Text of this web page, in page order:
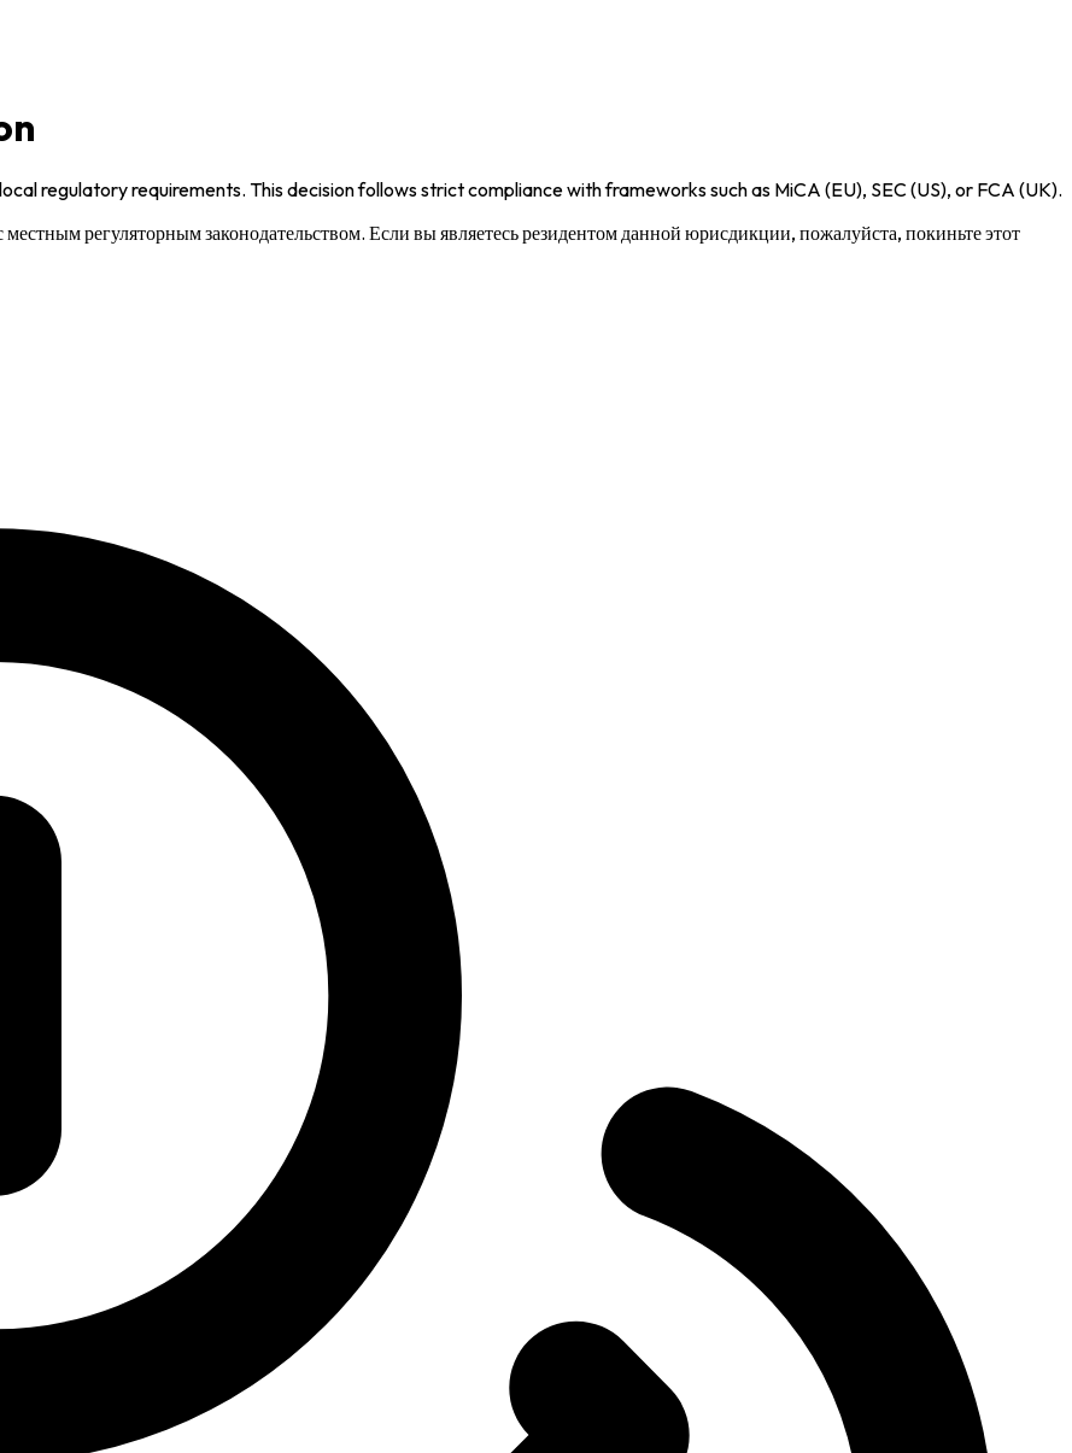
regulatory requirements. This decision follows strict compliance with frameworks such as MiCA (EU), SEC (US), or FCA (UK).
местным регуляторным законодательством. Если вы являетесь резидентом данной юрисдикции, пожалуйста, покиньте этот